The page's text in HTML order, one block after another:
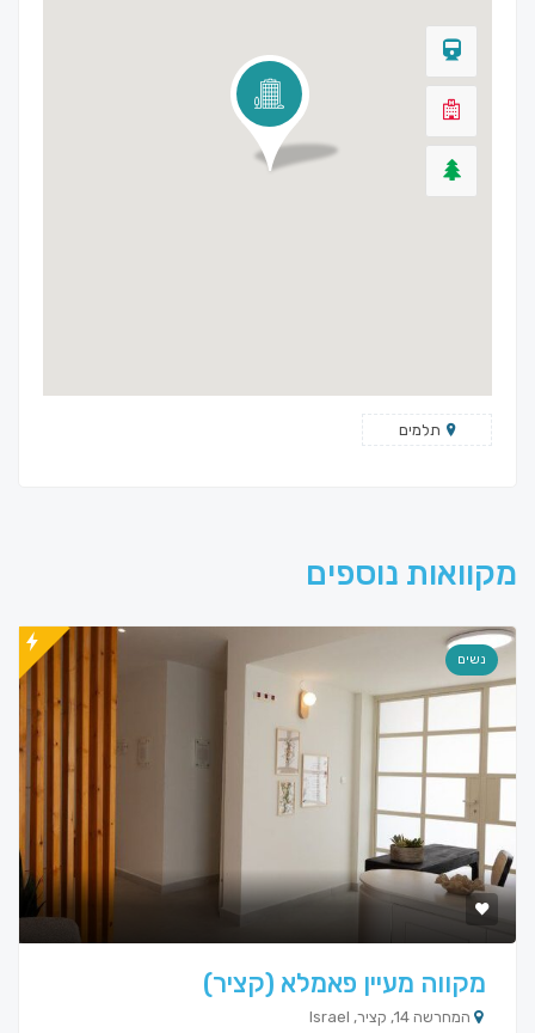
תלמים
מקוואות נוספים
נשים
מקווה מעיין פאמלא (קציר)
המחרשה 14, קציר, Israel